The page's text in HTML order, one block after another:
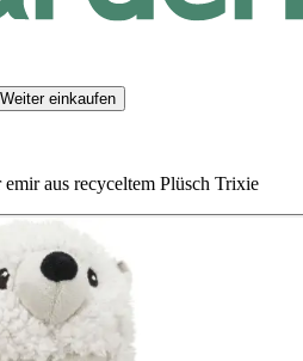
Weiter einkaufen
aus recyceltem Plüsch Trixie